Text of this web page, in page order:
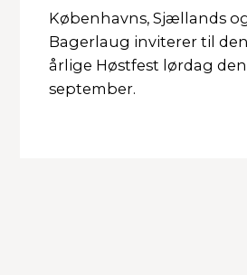
Københavns, Sjællands
Bagerlaug inviterer til
årlige Høstfest lørdag den
september.